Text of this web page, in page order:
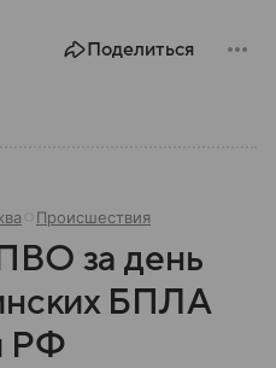
Поделиться
Происшествия
за день
БПЛА
РФ